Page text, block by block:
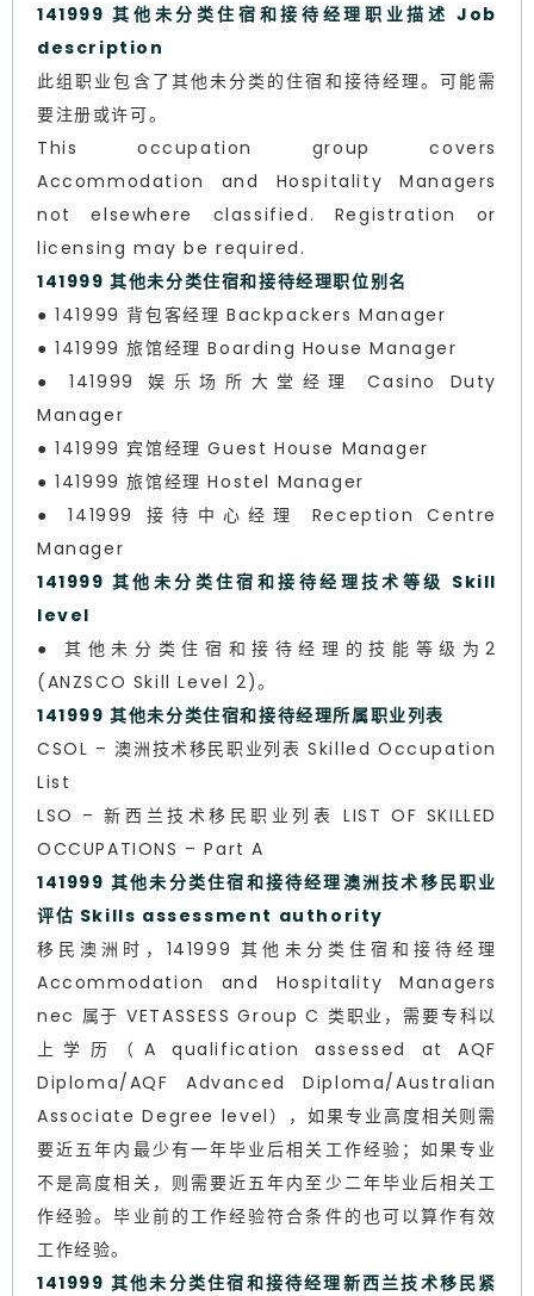
141999 其他未分类住宿和接待经理职业描述 Job
description
此组职业包含了其他未分类的住宿和接待经理。可能需
要注册或许可。
This occupation group covers
Accommodation and Hospitality Managers
not elsewhere classified. Registration or
licensing may be required.
141999 其他未分类住宿和接待经理职位别名
● 141999 背包客经理 Backpackers Manager
● 141999 旅馆经理 Boarding House Manager
● 141999 娱乐场所大堂经理 Casino Duty
Manager
● 141999 宾馆经理 Guest House Manager
● 141999 旅馆经理 Hostel Manager
● 141999 接待中心经理 Reception Centre
Manager
141999 其他未分类住宿和接待经理技术等级 Skill
level
● 其他未分类住宿和接待经理的技能等级为2
(ANZSCO Skill Level 2)。
141999 其他未分类住宿和接待经理所属职业列表
CSOL – 澳洲技术移民职业列表 Skilled Occupation
List
LSO – 新西兰技术移民职业列表 LIST OF SKILLED
OCCUPATIONS – Part A
141999 其他未分类住宿和接待经理澳洲技术移民职业
评估 Skills assessment authority
移民澳洲时，141999 其他未分类住宿和接待经理
Accommodation and Hospitality Managers
nec 属于 VETASSESS Group C 类职业，需要专科以
上学历（A qualification assessed at AQF
Diploma/AQF Advanced Diploma/Australian
Associate Degree level），如果专业高度相关则需
要近五年内最少有一年毕业后相关工作经验；如果专业
不是高度相关，则需要近五年内至少二年毕业后相关工
作经验。毕业前的工作经验符合条件的也可以算作有效
工作经验。
141999 其他未分类住宿和接待经理新西兰技术移民紧